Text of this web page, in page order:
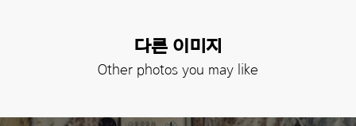
다른 이미지
Other photos you may like